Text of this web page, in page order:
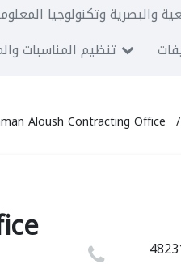
والبصرية وتكنولوجيا
تنظيم المناسبات
Aloush Contracting Office